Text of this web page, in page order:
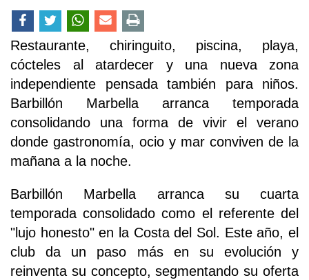
Restaurante, chiringuito, piscina, playa,
cócteles al atardecer y una nueva zona
independiente pensada también para niños.
Barbillón Marbella arranca temporada
consolidando una forma de vivir el verano
donde gastronomía, ocio y mar conviven de la
mañana a la noche.
Barbillón Marbella arranca su cuarta
temporada consolidado como el referente del
"lujo honesto" en la Costa del Sol. Este año, el
club da un paso más en su evolución y
reinventa su concepto, segmentando su oferta